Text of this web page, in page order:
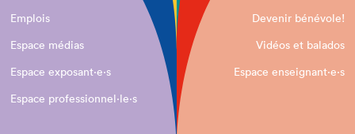
Emplois
Devenir bénévole!
Espace médias
Vidéos et balados
Espace exposant·e⋅s
Espace enseignant·e⋅s
Espace professionnel·le⋅s